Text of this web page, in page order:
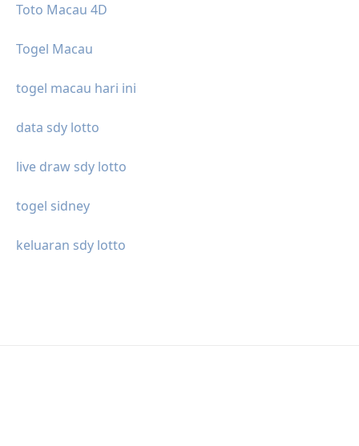
Toto Macau 4D
Togel Macau
togel macau hari ini
data sdy lotto
live draw sdy lotto
togel sidney
keluaran sdy lotto